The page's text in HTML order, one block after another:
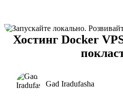
Хостинг Docker
Gad Iradufasha